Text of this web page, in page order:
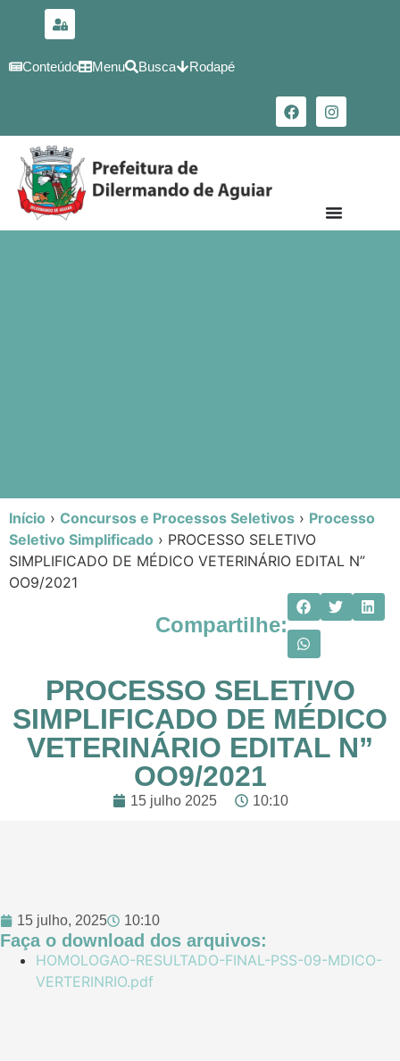
conteúdo
Conteúdo Menu Busca Rodapé
Início › Concursos e Processos Seletivos › Processo
Seletivo Simplificado › PROCESSO SELETIVO
SIMPLIFICADO DE MÉDICO VETERINÁRIO EDITAL N”
OO9/2021
Compartilhe:
PROCESSO SELETIVO
SIMPLIFICADO DE MÉDICO
VETERINÁRIO EDITAL N”
OO9/2021
15 julho 2025 10:10
15 julho, 2025 10:10
Faça o download dos arquivos:
HOMOLOGAO-RESULTADO-FINAL-PSS-09-MDICO-
VERTERINRIO.pdf